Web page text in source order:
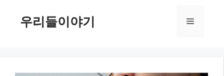
우리들이야기 메